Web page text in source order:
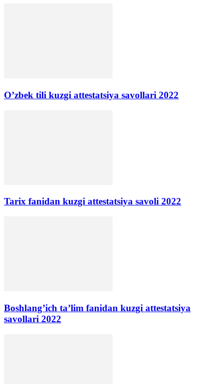
O’zbek tili kuzgi attestatsiya savollari 2022
Tarix fanidan kuzgi attestatsiya savoli 2022
Boshlang’ich ta’lim fanidan kuzgi attestatsiya
savollari 2022